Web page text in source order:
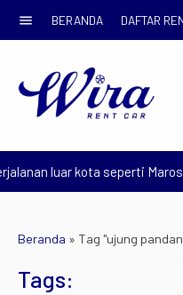
menu BERANDA DAFTAR
luar kota seperti Maros,
Beranda » Tag "ujung
Tags: